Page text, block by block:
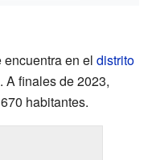
en el distrito
. A finales de 2023,
habitantes.